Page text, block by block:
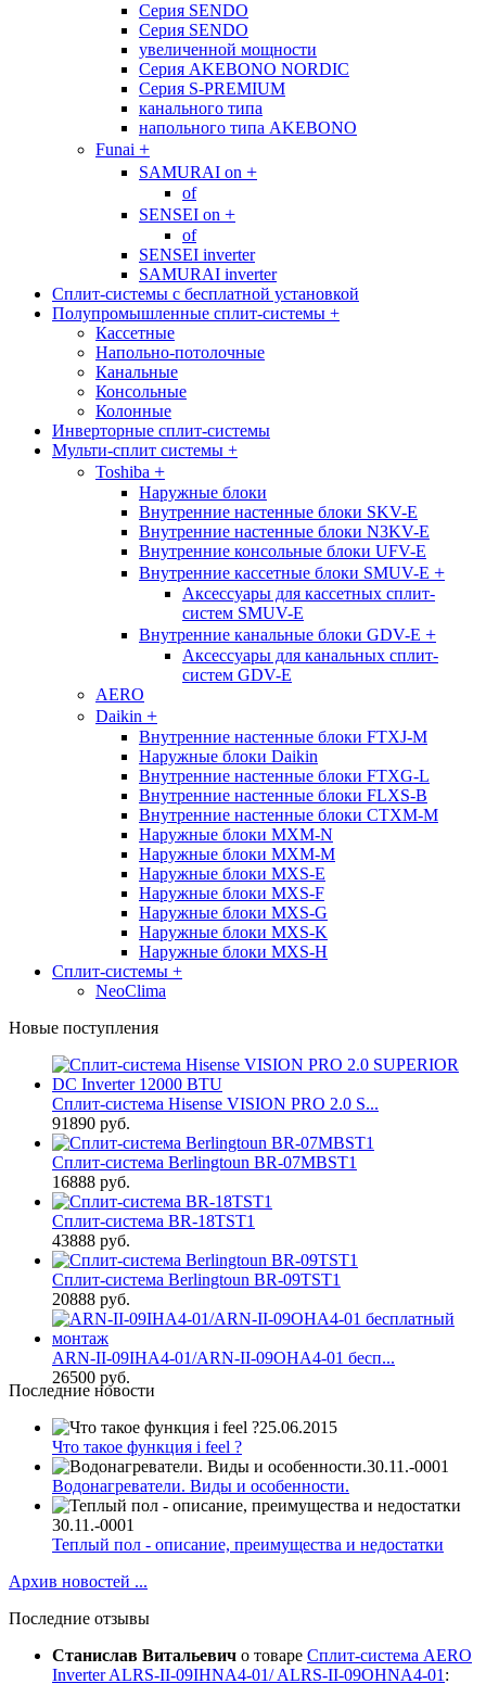
Cерия SENDO
Cерия SENDO
увеличенной мощности
Cерия AKEBONO NORDIC
Cерия S-PREMIUM
канального типа
напольного типа AKEBONO
Funai +
SAMURAI on +
of
SENSEI on +
of
SENSEI inverter
SAMURAI inverter
Сплит-системы с бесплатной установкой
Полупромышленные сплит-системы +
Кассетные
Напольно-потолочные
Канальные
Консольные
Колонные
Инверторные сплит-системы
Мульти-сплит системы +
Toshiba +
Наружные блоки
Внутренние настенные блоки SKV-E
Внутренние настенные блоки N3KV-E
Внутренние консольные блоки UFV-E
Внутренние кассетные блоки SMUV-E +
Аксессуары для кассетных сплит-
систем SMUV-E
Внутренние канальные блоки GDV-E +
Аксессуары для канальных сплит-
систем GDV-E
AERO
Daikin +
Внутренние настенные блоки FTXJ-M
Наружные блоки Daikin
Внутренние настенные блоки FTXG-L
Внутренние настенные блоки FLXS-B
Внутренние настенные блоки CTXM-M
Наружные блоки MXM-N
Наружные блоки MXM-M
Наружные блоки MXS-E
Наружные блоки MXS-F
Наружные блоки MXS-G
Наружные блоки MXS-K
Наружные блоки MXS-H
Сплит-системы +
NeoClima
Новые поступления
Сплит-система Hisense VISION PRO 2.0 S...
91890 руб.
Сплит-система Berlingtoun BR-07MBST1
16888 руб.
Сплит-система BR-18TST1
43888 руб.
Сплит-система Berlingtoun BR-09TST1
20888 руб.
ARN-II-09IHA4-01/ARN-II-09OHA4-01 бесп...
26500 руб.
Последние новости
25.06.2015
Что такое функция i feel ?
30.11.-0001
Водонагреватели. Виды и особенности.
30.11.-0001
Теплый пол - описание, преимущества и недостатки
Архив новостей ...
Последние отзывы
Станислав Витальевич о товаре Сплит-система AERO
Inverter ALRS-II-09IHNA4-01/ ALRS-II-09OHNA4-01 :